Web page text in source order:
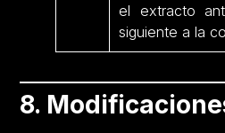
el extracto
siguiente a la
8.